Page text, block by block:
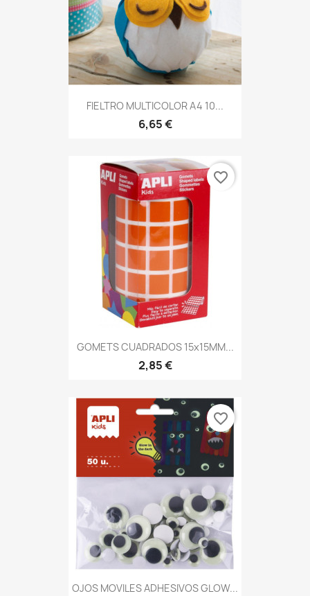
FIELTRO MULTICOLOR A4 10...
6,65 €
GOMETS CUADRADOS 15x15MM...
2,85 €
favorite_border
OJOS MOVILES ADHESIVOS GLOW...
favorite_border